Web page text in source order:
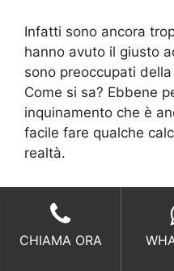
Infatti sono ancora
hanno avuto il giusto
sono preoccupati
Come si sa? Ebbene
inquinamento che è
facile fare qualche
realtà.
controlli che
2020 e 2021, hanno
CHIAMA ORA